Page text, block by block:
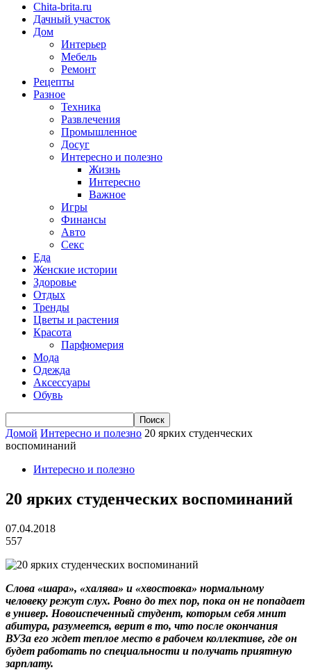
Chita-brita.ru
Дачный участок
Дом
Интерьер
Мебель
Ремонт
Рецепты
Разное
Техника
Развлечения
Промышленное
Досуг
Интересно и полезно
Жизнь
Интересно
Важное
Игры
Финансы
Авто
Секс
Еда
Женские истории
Здоровье
Отдых
Тренды
Цветы и растения
Красота
Парфюмерия
Мода
Одежда
Аксессуары
Обувь
Домой Интересно и полезно 20 ярких студенческих
воспоминаний
Интересно и полезно
20 ярких студенческих воспоминаний
07.04.2018
557
Слова «шара», «халява» и «хвостовка» нормальному
человеку режут слух. Ровно до тех пор, пока он не попадает
в универ. Новоиспеченный студент, которым себя мнит
абитура, разумеется, верит в то, что после окончания
ВУЗа его ждет теплое место в рабочем коллективе, где он
будет работать по специальности и получать приятную
зарплату.